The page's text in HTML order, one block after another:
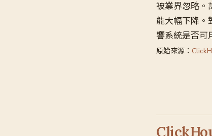
被業界忽略。
能大幅下降。
響系統是否可
原始來源：